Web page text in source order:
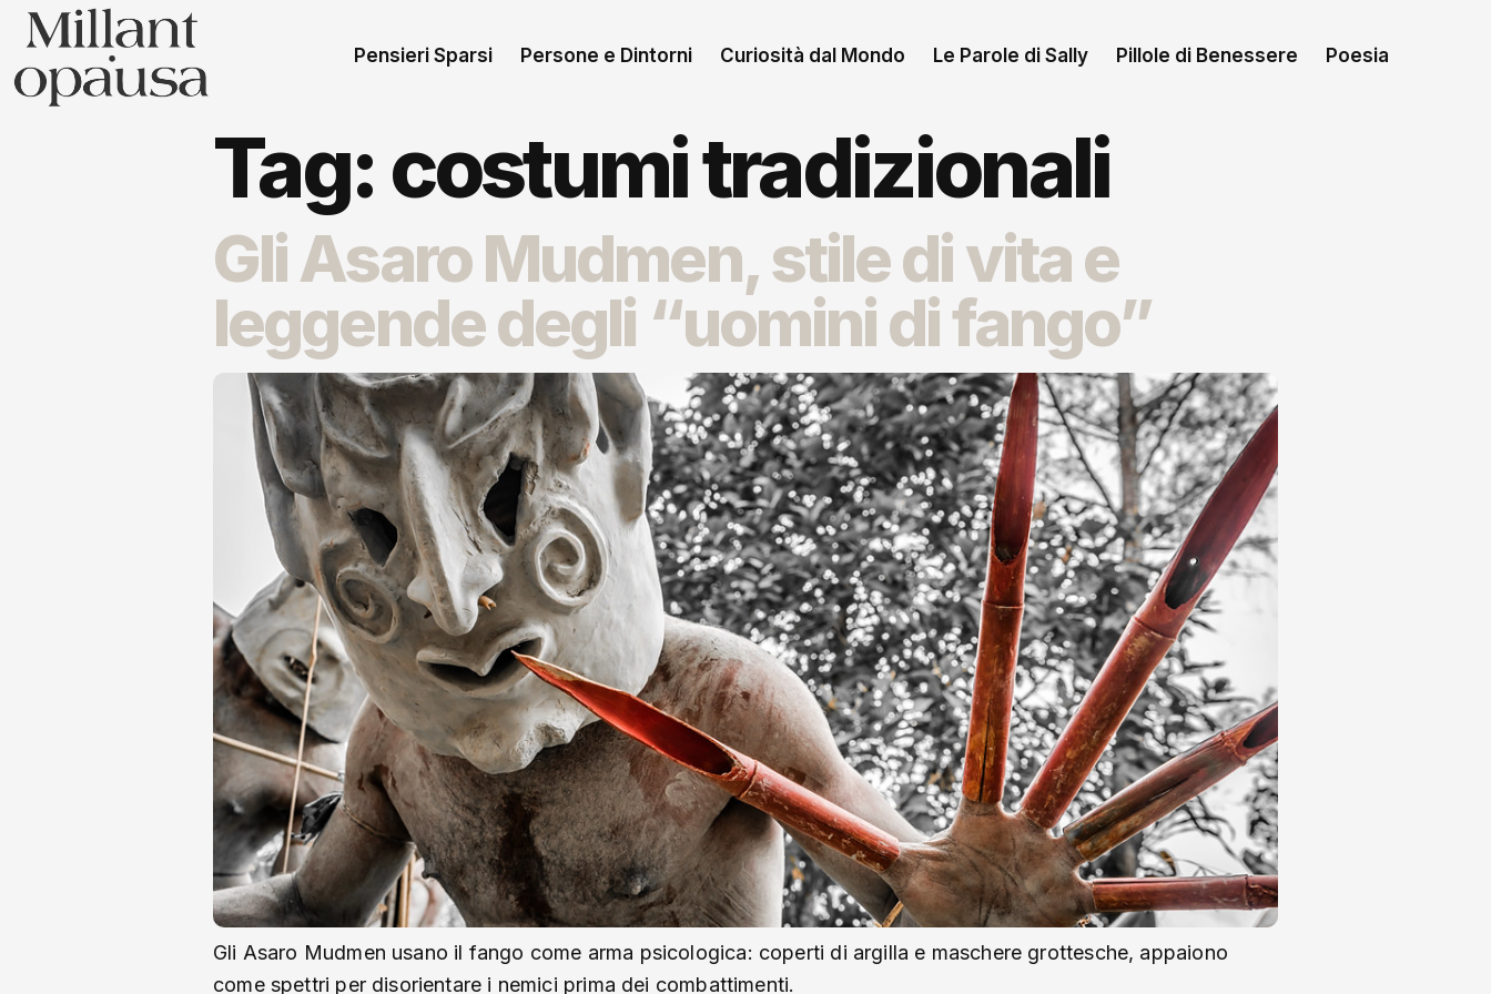
Pensieri Sparsi Persone e Dintorni Curiosità dal Mondo Le Parole di Sally Pillole di Benessere Poesia
Tag: costumi tradizionali
Gli Asaro Mudmen, stile di vita e
leggende degli “uomini di fango”
Gli Asaro Mudmen usano il fango come arma psicologica: coperti di argilla e maschere grottesche, appaiono
come spettri per disorientare i nemici prima dei combattimenti.